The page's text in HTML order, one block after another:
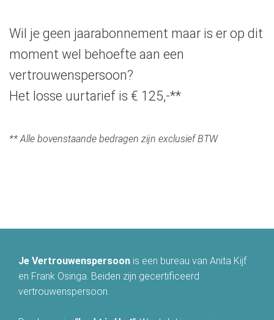
Wil je geen jaarabonnement maar is er op dit
moment wel behoefte aan een
vertrouwenspersoon?
Het losse uurtarief is € 125,-**
** Alle bovenstaande bedragen zijn exclusief BTW
Je Vertrouwenspersoon is een bureau van Anita Kijf
en Frank Osinga. Beiden zijn gecertificeerd
vertrouwenspersoon.